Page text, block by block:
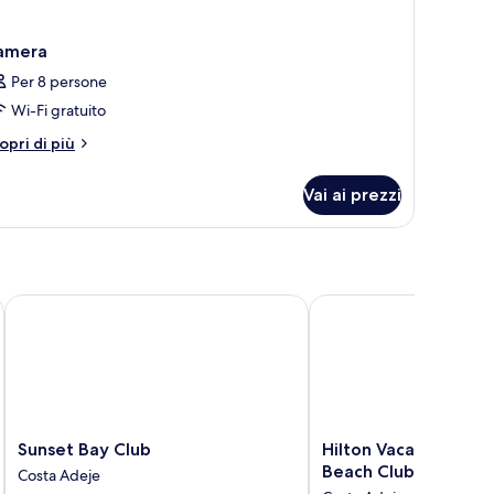
Per 8 persone
Wi-Fi gratuito
di più
Vai ai prezzi
Adeje
Sunset
Bay
Club
Sunset Bay Club
Costa Adeje
Sunset Bay Club
Hilton
Vacation
Hilton Vacation Club
Beach Club Tenerife
Hilton Vacation Club